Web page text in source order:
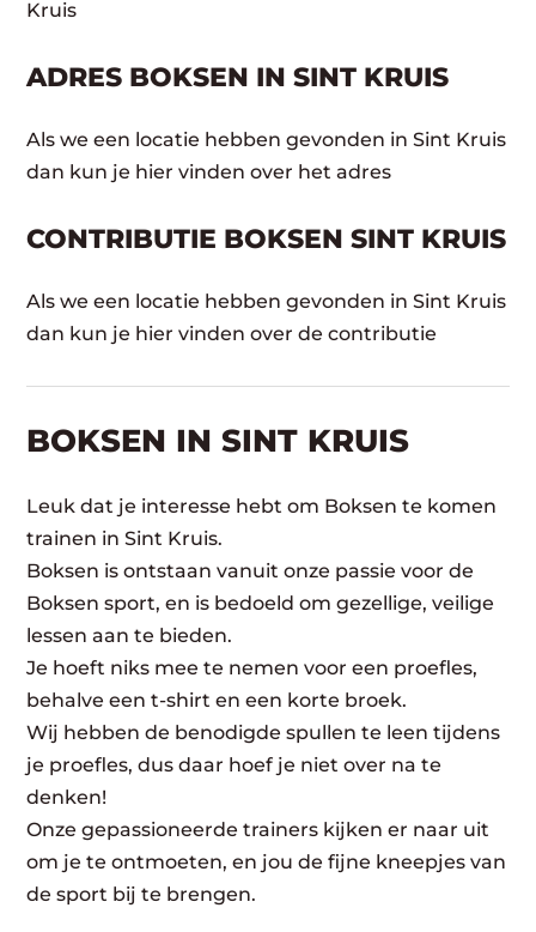
Kruis
ADRES BOKSEN IN SINT KRUIS
Als we een locatie hebben gevonden in Sint Kruis
dan kun je hier vinden over het adres
CONTRIBUTIE BOKSEN SINT KRUIS
Als we een locatie hebben gevonden in Sint Kruis
dan kun je hier vinden over de contributie
BOKSEN IN SINT KRUIS
Leuk dat je interesse hebt om Boksen te komen
trainen in Sint Kruis.
Boksen is ontstaan vanuit onze passie voor de
Boksen sport, en is bedoeld om gezellige, veilige
lessen aan te bieden.
Je hoeft niks mee te nemen voor een proefles,
behalve een t-shirt en een korte broek.
Wij hebben de benodigde spullen te leen tijdens
je proefles, dus daar hoef je niet over na te
denken!
Onze gepassioneerde trainers kijken er naar uit
om je te ontmoeten, en jou de fijne kneepjes van
de sport bij te brengen.